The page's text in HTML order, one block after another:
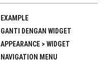
EXAMPLE
GANTI DENGAN WIDGET
APPEARANCE > WIDGET
NAVIGATION MENU